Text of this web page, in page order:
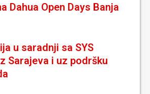
Dahua Open Days Banja
u saradnji sa SYS
Sarajeva i uz podršku